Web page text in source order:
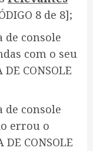
8 de 8];
de console
com o seu
CONSOLE
de console
errou o
DE CONSOLE